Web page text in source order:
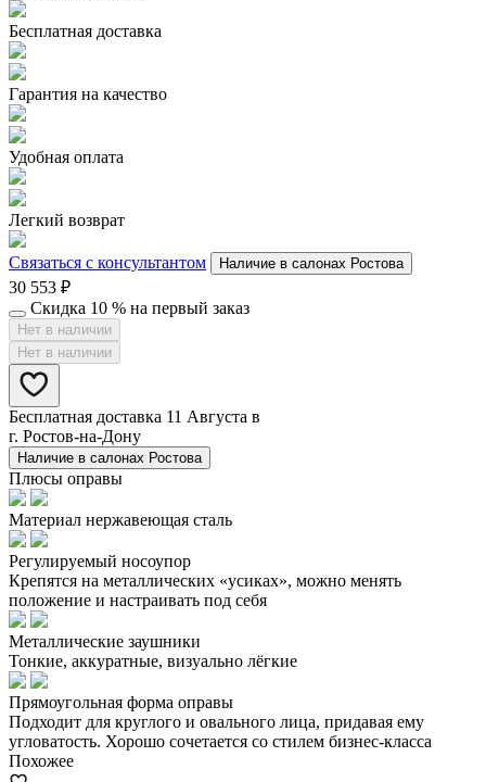
Бесплатная доставка
Гарантия на качество
Удобная оплата
Легкий возврат
Связаться с консультантом Наличие в салонах Ростова
30 553 ₽
Скидка 10 % на первый заказ
Нет в наличии
Нет в наличии
Бесплатная доставка 11 Августа в
г. Ростов-на-Дону
Наличие в салонах Ростова
Плюсы оправы
Материал нержавеющая сталь
Регулируемый носоупор
Крепятся на металлических «усиках», можно менять
положение и настраивать под себя
Металлические заушники
Тонкие, аккуратные, визуально лёгкие
Прямоугольная форма оправы
Подходит для круглого и овального лица, придавая ему
угловатость. Хорошо сочетается со стилем бизнес-класса
Похожее